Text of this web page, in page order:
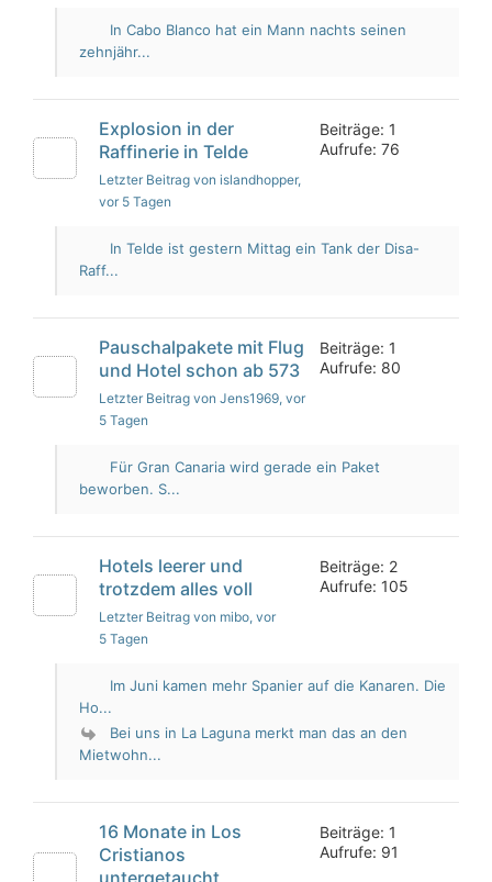
In Cabo Blanco hat ein Mann nachts seinen
zehnjähr...
Explosion in der
Raffinerie in Telde
Letzter Beitrag von islandhopper,
vor 5 Tagen
Beiträge: 1
Aufrufe: 76
In Telde ist gestern Mittag ein Tank der Disa-
Raff...
Pauschalpakete mit Flug
und Hotel schon ab 573
Letzter Beitrag von Jens1969, vor
5 Tagen
Beiträge: 1
Aufrufe: 80
Für Gran Canaria wird gerade ein Paket
beworben. S...
Hotels leerer und
trotzdem alles voll
Letzter Beitrag von mibo, vor
5 Tagen
Beiträge: 2
Aufrufe: 105
Im Juni kamen mehr Spanier auf die Kanaren. Die
Ho...
Bei uns in La Laguna merkt man das an den
Mietwohn...
16 Monate in Los
Cristianos
untergetaucht
Beiträge: 1
Aufrufe: 91